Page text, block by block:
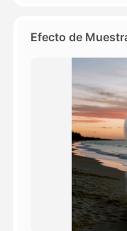
Efecto de